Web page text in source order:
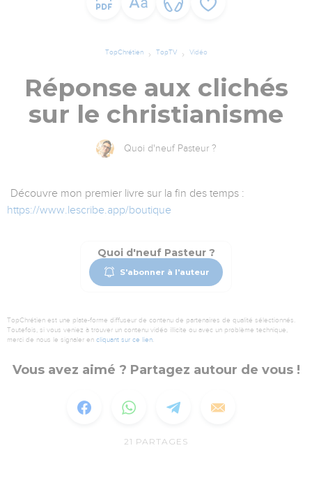
TopChrétien TopTV Vidéo
Réponse aux clichés
sur le christianisme
Quoi d'neuf Pasteur ?
Découvre mon premier livre sur la fin des temps :
https://www.lescribe.app/boutique
Quoi d'neuf Pasteur ?
S'abonner à l'auteur
TopChrétien est une plate-forme diffuseur de contenu de partenaires de qualité sélectionnés.
Toutefois, si vous veniez à trouver un contenu vidéo illicite ou avec un problème technique,
merci de nous le signaler en cliquant sur ce lien.
Vous avez aimé ? Partagez autour de vous !
21 PARTAGES